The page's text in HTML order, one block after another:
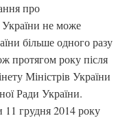
про
України не може
більше одного разу
протягом року після
Міністрів України
Ради України.
грудня 2014 року